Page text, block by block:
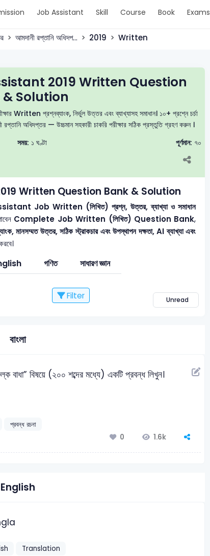
Job Assistant Skill Course Book Exams
আমদানী রপ্তানি অধিদপ... 2019 Written
2019 Written Question
Solution
Written প্রশ্নব্যাংক, নির্ভুল উত্তর এবং ব্যাখ্যাসহ সমাধান। ১০+ প্রশ্নে চর্চা
অধিদপ্তর — উচ্চমান সহকারী চাকরি পরীক্ষার সঠিক প্রস্তুতি গ্রহণ করুন ।
সময়: ১ ঘণ্টা পূর্ণমান: ৭০
Written Question Bank & Solution
Job Written (লিখিত) প্রশ্ন, উত্তর, ব্যাখ্যা ও সমাধান
Complete Job Written (লিখিত) Question Bank,
উত্তর, সঠিক স্ট্রাকচার এবং উপস্থাপন দক্ষতা, AI ব্যাখ্যা এবং
গণিত সাধারণ জ্ঞান
Filter Unread
বাংলা
বাধা” বিষয়ে (২০০ শব্দের মধ্যে) একটি প্রবন্ধ লিখুন।
প্রবন্ধ রচনা
0
1.6k
English
Translation